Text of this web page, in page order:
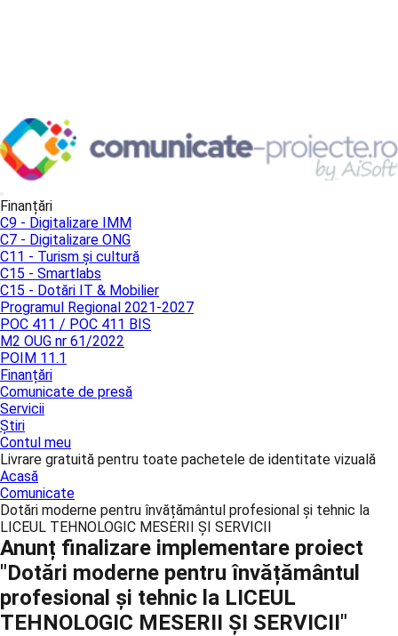
Finanțări
C9 - Digitalizare IMM
C7 - Digitalizare ONG
C11 - Turism și cultură
C15 - Smartlabs
C15 - Dotări IT & Mobilier
Programul Regional 2021-2027
POC 411 / POC 411 BIS
M2 OUG nr 61/2022
POIM 11.1
Finanțări
Comunicate de presă
Servicii
Știri
Contul meu
Livrare gratuită pentru toate pachetele de identitate vizuală
Acasă
Comunicate
Dotări moderne pentru învățământul profesional și tehnic la
LICEUL TEHNOLOGIC MESERII ŞI SERVICII
Anunț finalizare implementare proiect
"Dotări moderne pentru învățământul
profesional și tehnic la LICEUL
TEHNOLOGIC MESERII ŞI SERVICII"